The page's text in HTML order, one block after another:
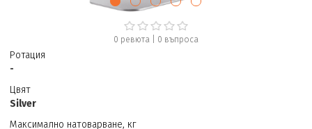
0 ревюта| 0 въпроса
Ротация
-
Цвят
Silver
Максимално натоварване, кг